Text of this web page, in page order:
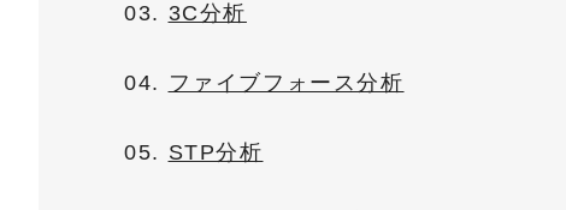
3C分析
ファイブフォース分析
STP分析